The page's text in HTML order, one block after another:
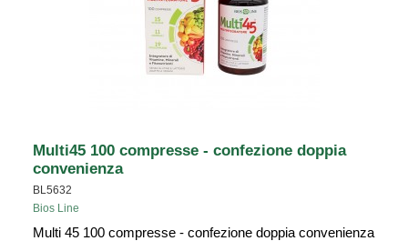
Multi45 100 compresse - confezione doppia
convenienza
BL5632
Bios Line
Multi 45 100 compresse - confezione doppia convenienza